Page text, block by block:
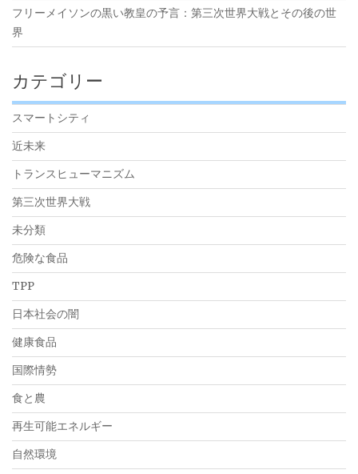
フリーメイソンの黒い教皇の予言：第三次世界大戦とその後の世
界
カテゴリー
スマートシティ
近未来
トランスヒューマニズム
第三次世界大戦
未分類
危険な食品
TPP
日本社会の闇
健康食品
国際情勢
食と農
再生可能エネルギー
自然環境